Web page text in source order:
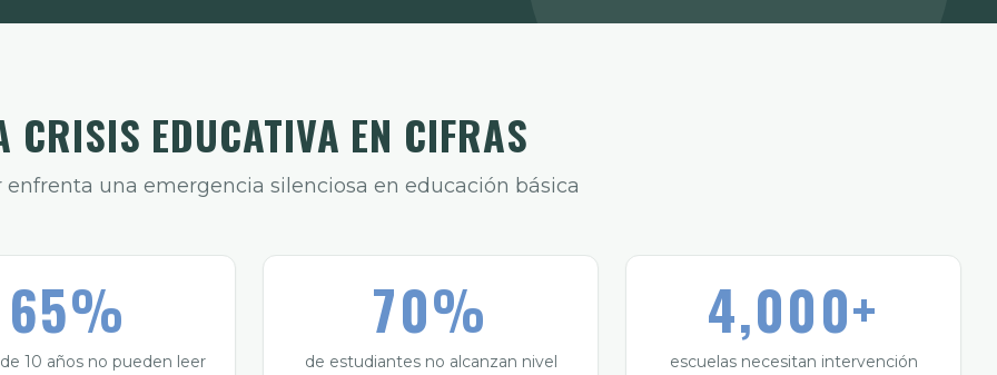
CRISIS EDUCATIVA EN CIFRAS
enfrenta una emergencia silenciosa en educación básica
65%
10 años no pueden leer
70%
de estudiantes no alcanzan nivel
4,000+
escuelas necesitan intervención